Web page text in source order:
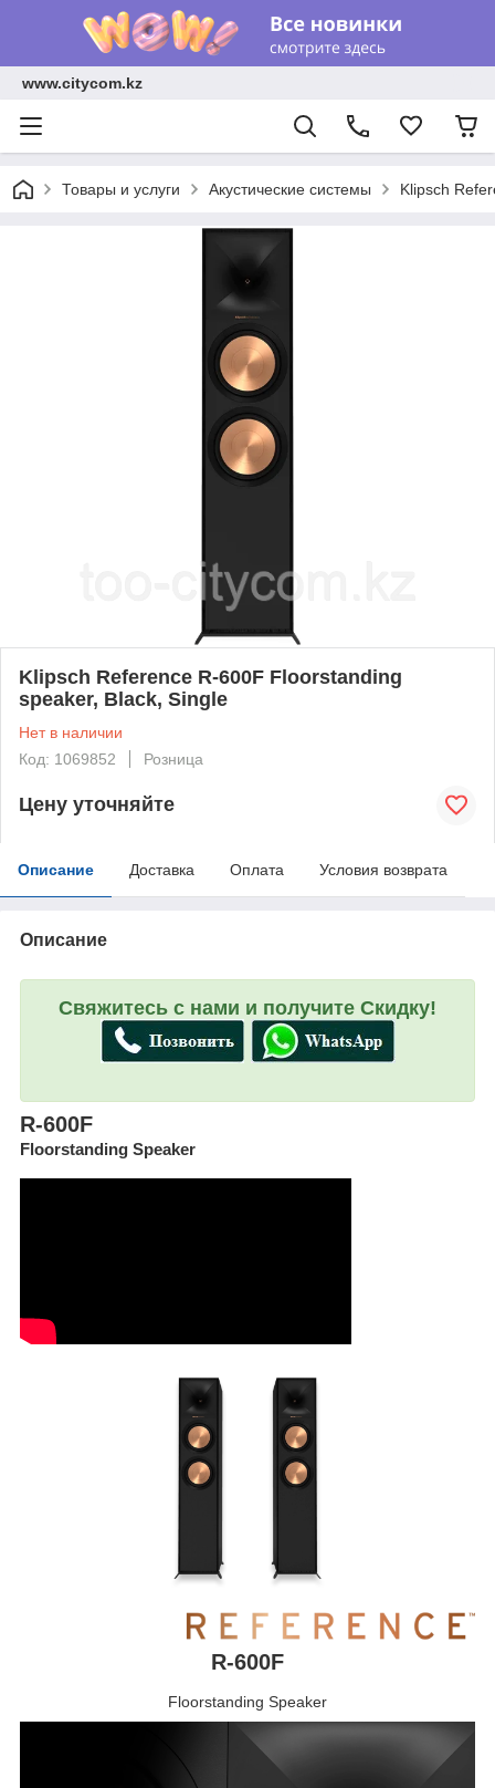
www.citycom.kz
Товары и услуги Акустические системы Klipsch
Klipsch Reference R-600F Floorstanding
speaker, Black, Single
Нет в наличии
Код: 1069852
Розница
Цену уточняйте
Описание Доставка Оплата Условия возврата
Описание
Свяжитесь с нами и получите Скидку!
R-600F
Floorstanding Speaker
R-600F
Floorstanding Speaker